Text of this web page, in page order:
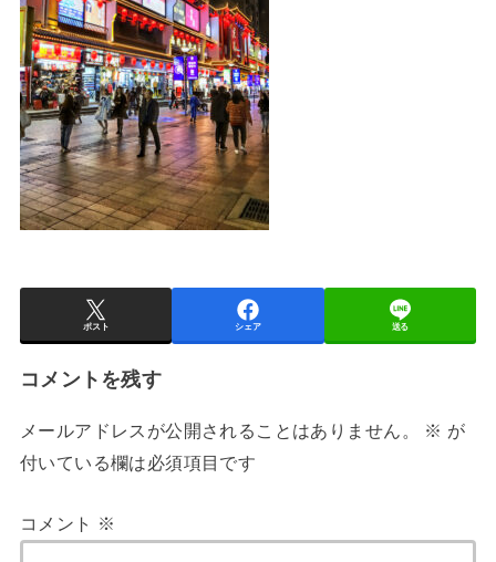
ポスト シェア 送る
コメントを残す
メールアドレスが公開されることはありません。 ※ が
付いている欄は必須項目です
コメント ※